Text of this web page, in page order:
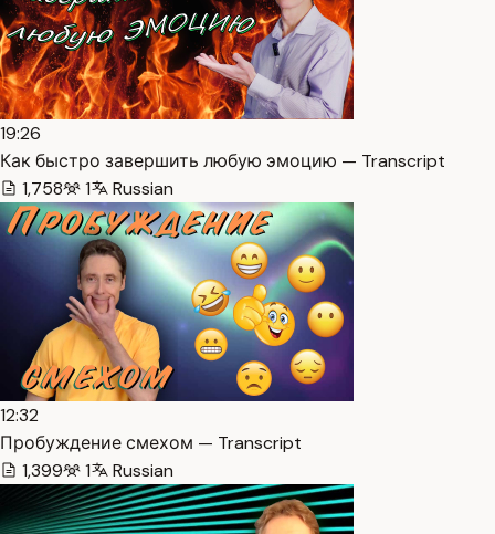
19:26
Как быстро завершить любую эмоцию — Transcript
1,758
1 Russian
12:32
Пробуждение смехом — Transcript
1,399
1 Russian